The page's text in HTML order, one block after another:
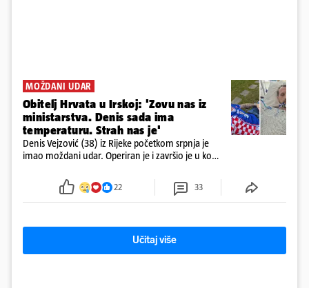
MOŽDANI UDAR
Obitelj Hrvata u Irskoj: 'Zovu nas iz
ministarstva. Denis sada ima
temperaturu. Strah nas je'
Denis Vejzović (38) iz Rijeke početkom srpnja je
imao moždani udar. Operiran je i završio je u komi.
tamošnji liječnici ne vjeruju u oporavak: 'Imamo
22 33
Učitaj više